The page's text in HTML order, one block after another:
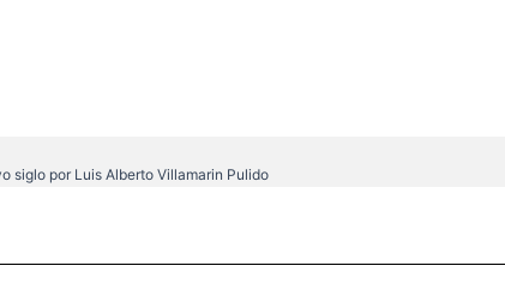
siglopor Luis Alberto Villamarin Pulido